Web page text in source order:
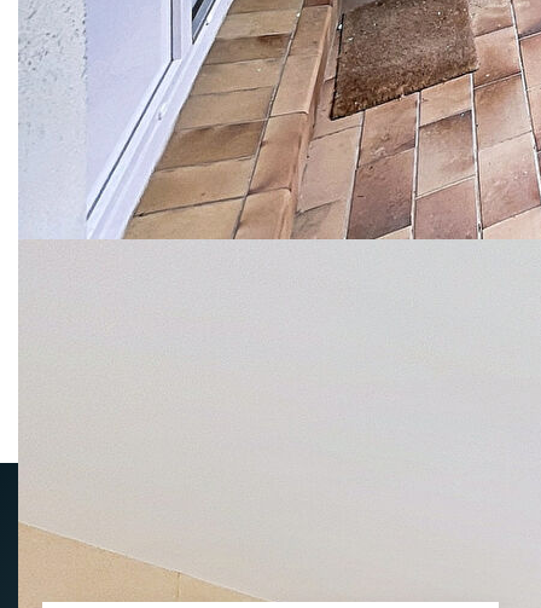
Description des pièces
Niveau Pièce m2 Exp. Sol
Entrée 5,25
Cuisine 10,98
1 Salon - Séjour 29,12 O